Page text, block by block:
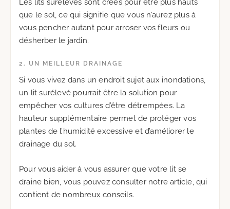
Les lits surélevés sont créés pour être plus hauts
que le sol, ce qui signifie que vous n’aurez plus à
vous pencher autant pour arroser vos fleurs ou
désherber le jardin.
2. UN MEILLEUR DRAINAGE
Si vous vivez dans un endroit sujet aux inondations,
un lit surélevé pourrait être la solution pour
empêcher vos cultures d’être détrempées. La
hauteur supplémentaire permet de protéger vos
plantes de l’humidité excessive et d’améliorer le
drainage du sol.
Pour vous aider à vous assurer que votre lit se
draine bien, vous pouvez consulter notre article, qui
contient de nombreux conseils.